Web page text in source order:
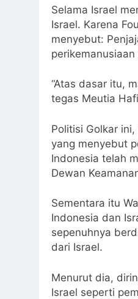
Selama Israel
Israel. Karena
menyebut:
“Atas dasar itu,
tegas Meutia
Politisi Golkar
yang menyebut
Indonesia telah
Dewan
Sementara itu
Indonesia dan
sepenuhnya
dari Israel.
Menurut dia,
Israel seperti